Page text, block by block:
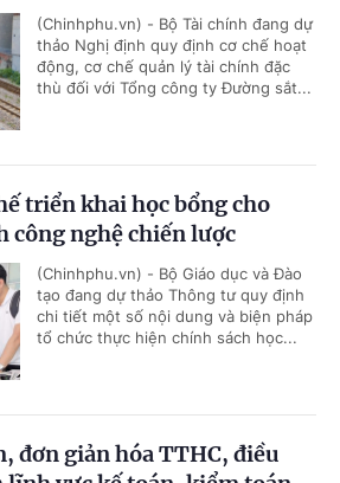
(Chinhphu.vn) - Bộ Tài chính đang dự
thảo Nghị định quy định cơ chế hoạt
động, cơ chế quản lý tài chính đặc
thù đối với Tổng công ty Đường sắt...
triển khai học bổng cho
công nghệ chiến lược
(Chinhphu.vn) - Bộ Giáo dục và Đào
tạo đang dự thảo Thông tư quy định
chi tiết một số nội dung và biện pháp
tổ chức thực hiện chính sách học...
đơn giản hóa TTHC, điều